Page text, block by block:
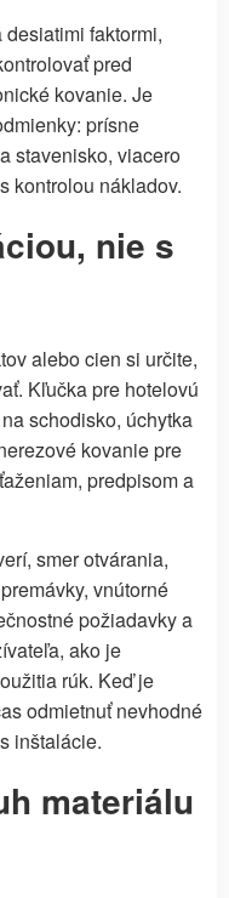
faktormi,
pred
kovanie. Je
prísne
stavenisko, viacero
kontrolou nákladov.
nie s
alebo cien si určite,
Kľučka pre hotelovú
schodisko, úchytka
kovanie pre
predpisom a
smer otvárania,
vnútorné
požiadavky a
ako je
rúk. Keď je
odmietnuť nevhodné
inštalácie.
materiálu